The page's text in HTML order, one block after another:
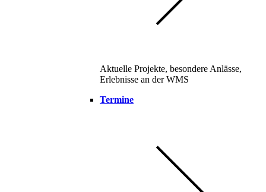
Aktuelle Projekte, besondere Anlässe,
Erlebnisse an der WMS
Termine